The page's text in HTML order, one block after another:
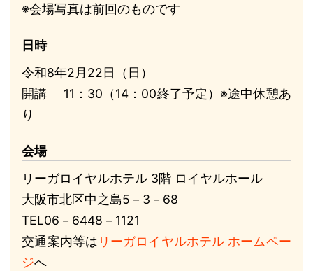
※会場写真は前回のものです
日時
令和8年2月22日（日）
開講 11 ：30（14：00終了予定）※途中休憩あ
り
会場
リーガロイヤルホテル 3階 ロイヤルホール
大阪市北区中之島5－3－68
TEL06－6448－1121
交通案内等は リーガロイヤルホテル ホームペー
ジへ